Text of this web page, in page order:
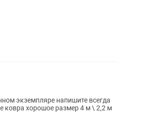
экземпляре напишите всегда
ковра хорошое размер 4 м \ 2,2 м